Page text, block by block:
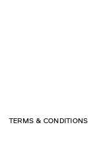
TERMS & CONDITIONS